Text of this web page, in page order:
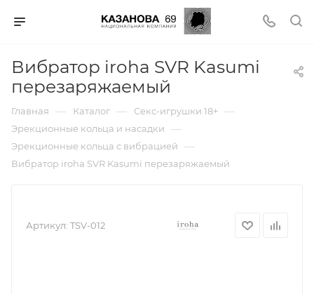
Вибратор iroha SVR Kasumi
перезаряжаемый
Главная — Каталог — Секс-игрушки 18+ —
Эрекционные кольца и насадки —
Эрекционные кольца с вибрацией —
Вибратор iroha SVR Kasumi перезаряжаемый
Артикул: TSV-012